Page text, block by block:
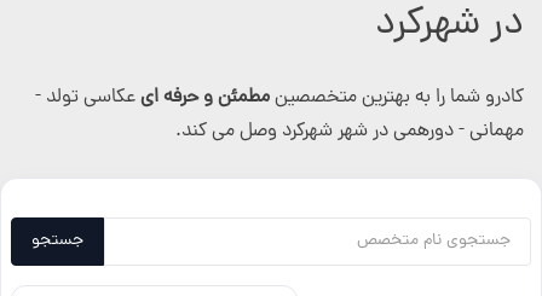
در شهرکرد
کادرو شما را به بهترین متخصصینمطمئن و حرفه ایعکاسی تولد -
مهمانی - دورهمی در شهر شهرکرد وصل می کند.
جستجو